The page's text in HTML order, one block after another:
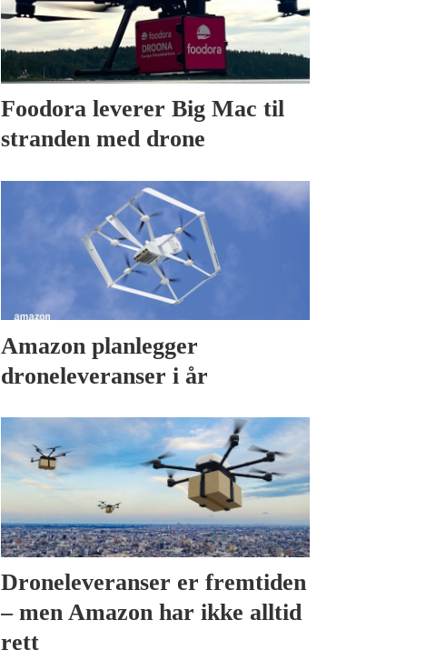
Foodora leverer Big Mac til
stranden med drone
Amazon planlegger
droneleveranser i år
Droneleveranser er fremtiden
– men Amazon har ikke alltid
rett